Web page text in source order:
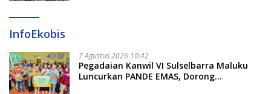
InfoEkobis
7 Agustus 2026 10:42
Pegadaian Kanwil VI Sulselbarra Maluku
Luncurkan PANDE EMAS, Dorong